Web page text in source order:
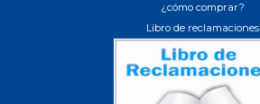
¿cómo comprar?
Libro de reclamaciones